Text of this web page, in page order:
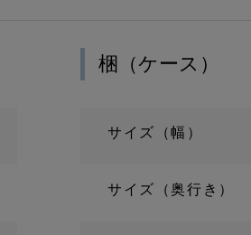
梱（ケース）
サイズ（幅）
サイズ（奥行き）